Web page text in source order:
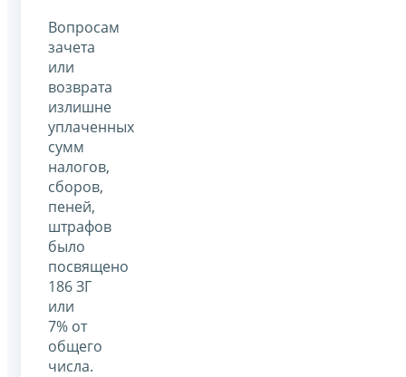
Вопросам
зачета
или
возврата
излишне
уплаченных
сумм
налогов,
сборов,
пеней,
штрафов
было
посвящено
186 ЗГ
или
7% от
общего
числа.